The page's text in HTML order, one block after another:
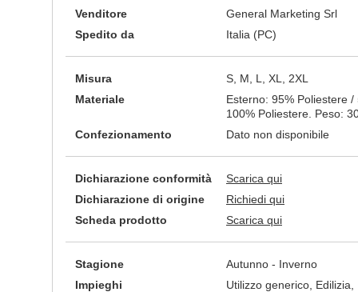
Venditore
General Marketing Srl
Spedito da
Italia (PC)
Misura
S, M, L, XL, 2XL
Materiale
Esterno: 95% Poliestere
100% Poliestere. Peso:
Confezionamento
Dato non disponibile
Dichiarazione conformità
Scarica qui
Dichiarazione di origine
Richiedi qui
Scheda prodotto
Scarica qui
Stagione
Autunno - Inverno
Impieghi
Utilizzo generico,